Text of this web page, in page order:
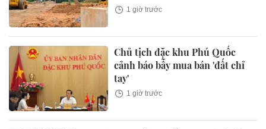
1 giờ trước
Chủ tịch đặc khu Phú Quốc
cảnh báo bẫy mua bán 'đất chỉ
tay'
1 giờ trước